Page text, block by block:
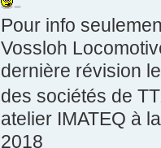
Pour info
Vossloh
dernière révision
des sociétés de
atelier IMATEQ à
2018